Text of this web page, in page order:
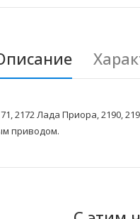
2172 Лада Приора, 2190,
приводом.